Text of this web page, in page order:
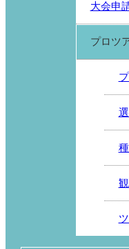
大会申
プロツ